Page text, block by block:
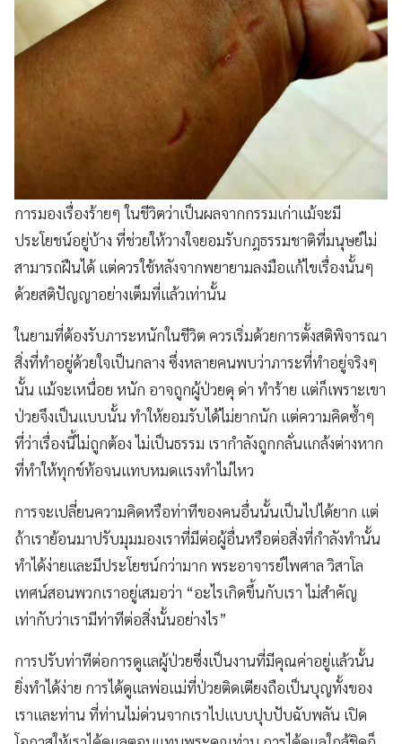
การมองเรื่องร้ายๆ ในชีวิตว่าเป็นผลจากกรรมเก่าแม้จะมี
ประโยชน์อยู่บ้าง ที่ช่วยให้วางใจยอมรับกฎธรรมชาติที่มนุษย์ไม่
สามารถฝืนได้ แต่ควรใช้หลังจากพยายามลงมือแก้ไขเรื่องนั้นๆ
ด้วยสติปัญญาอย่างเต็มที่แล้วเท่านั้น
ในยามที่ต้องรับภาระหนักในชีวิต ควรเริ่มด้วยการตั้งสติพิจารณา
สิ่งที่ทำอยู่ด้วยใจเป็นกลาง ซึ่งหลายคนพบว่าภาระที่ทำอยู่จริงๆ
นั้น แม้จะเหนื่อย หนัก อาจถูกผู้ป่วยดุ ด่า ทำร้าย แต่ก็เพราะเขา
ป่วยจึงเป็นแบบนั้น ทำให้ยอมรับได้ไม่ยากนัก แต่ความคิดซ้ำๆ
ที่ว่าเรื่องนี้ไม่ถูกต้อง ไม่เป็นธรรม เรากำลังถูกกลั่นแกล้งต่างหาก
ที่ทำให้ทุกข์ท้อจนแทบหมดแรงทำไม่ไหว
การจะเปลี่ยนความคิดหรือท่าทีของคนอื่นนั้นเป็นไปได้ยาก แต่
ถ้าเราย้อนมาปรับมุมมองเราที่มีต่อผู้อื่นหรือต่อสิ่งที่กำลังทำนั้น
ทำได้ง่ายและมีประโยชน์กว่ามาก พระอาจารย์ไพศาล วิสาโล
เทศน์สอนพวกเราอยู่เสมอว่า “อะไรเกิดขึ้นกับเรา ไม่สำคัญ
เท่ากับว่าเรามีท่าทีต่อสิ่งนั้นอย่างไร”
การปรับท่าทีต่อการดูแลผู้ป่วยซึ่งเป็นงานที่มีคุณค่าอยู่แล้วนั้น
ยิ่งทำได้ง่าย การได้ดูแลพ่อแม่ที่ป่วยติดเตียงถือเป็นบุญทั้งของ
เราและท่าน ที่ท่านไม่ด่วนจากเราไปแบบปุบปับฉับพลัน เปิด